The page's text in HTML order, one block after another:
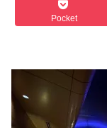
Pocket